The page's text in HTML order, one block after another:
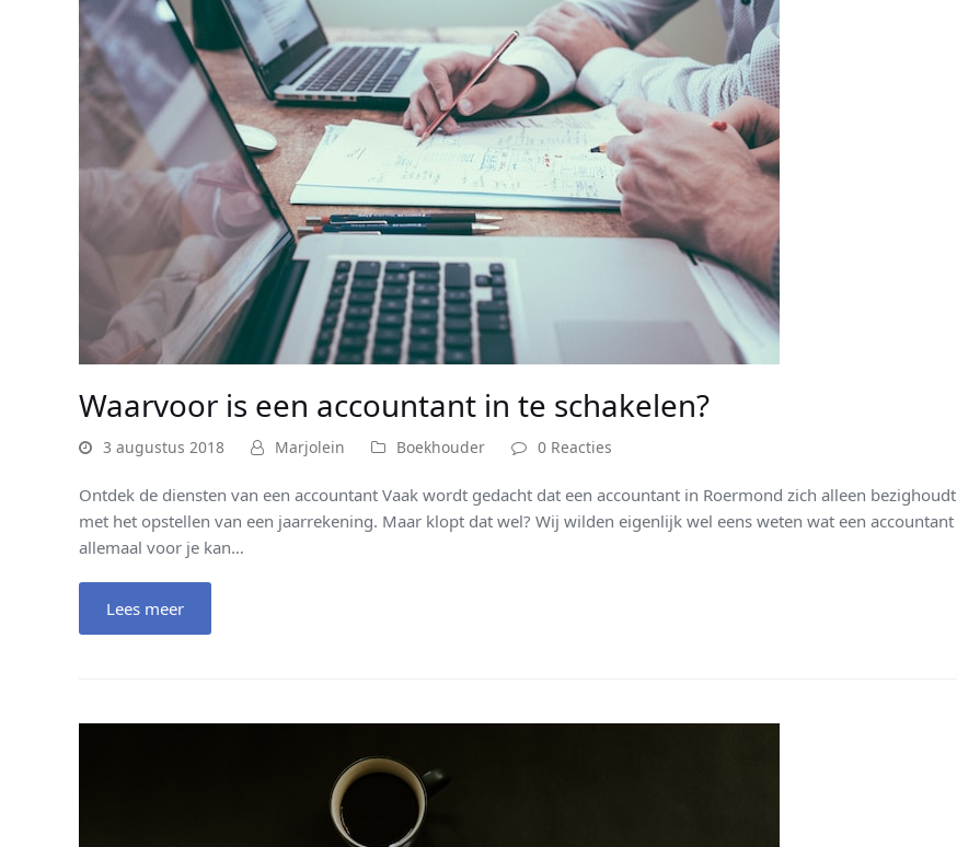
Waarvoor is een accountant in te schakelen?
3 augustus 2018 Marjolein Boekhouder 0 Reacties
Ontdek de diensten van een accountant Vaak wordt gedacht dat een accountant in Roermond zich alleen bezighoudt
met het opstellen van een jaarrekening. Maar klopt dat wel? Wij wilden eigenlijk wel eens weten wat een accountant
allemaal voor je kan…
Lees meer